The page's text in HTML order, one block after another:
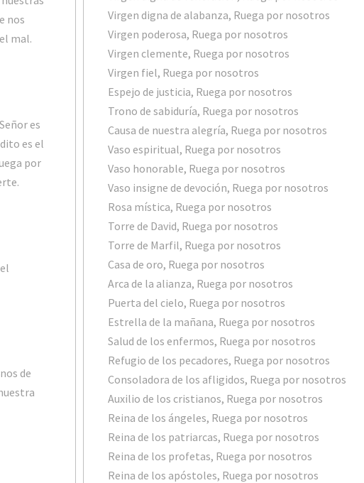
nos
mal.
es
es el
por
de
Virgen digna de alabanza, Ruega por nosotros
Virgen poderosa, Ruega por nosotros
Virgen clemente, Ruega por nosotros
Virgen fiel, Ruega por nosotros
Espejo de justicia, Ruega por nosotros
Trono de sabiduría, Ruega por nosotros
Causa de nuestra alegría, Ruega por nosotros
Vaso espiritual, Ruega por nosotros
Vaso honorable, Ruega por nosotros
Vaso insigne de devoción, Ruega por nosotros
Rosa mística, Ruega por nosotros
Torre de David, Ruega por nosotros
Torre de Marfil, Ruega por nosotros
Casa de oro, Ruega por nosotros
Arca de la alianza, Ruega por nosotros
Puerta del cielo, Ruega por nosotros
Estrella de la mañana, Ruega por nosotros
Salud de los enfermos, Ruega por nosotros
Refugio de los pecadores, Ruega por nosotros
Consoladora de los afligidos, Ruega por nosotros
Auxilio de los cristianos, Ruega por nosotros
Reina de los ángeles, Ruega por nosotros
Reina de los patriarcas, Ruega por nosotros
Reina de los profetas, Ruega por nosotros
Reina de los apóstoles, Ruega por nosotros